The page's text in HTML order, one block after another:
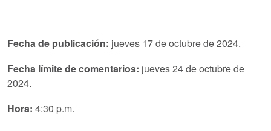
Fecha de publicación: jueves 17 de octubre de 2024.
Fecha límite de comentarios: jueves 24 de octubre de
2024.
Hora: 4:30 p.m.